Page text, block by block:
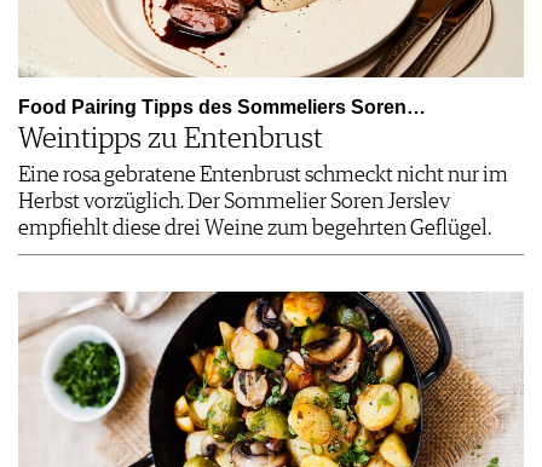
Food Pairing Tipps des Sommeliers Soren…
Weintipps zu Entenbrust
Eine rosa gebratene Entenbrust schmeckt nicht nur im
Herbst vorzüglich. Der Sommelier Soren Jerslev
empfiehlt diese drei Weine zum begehrten Geflügel.